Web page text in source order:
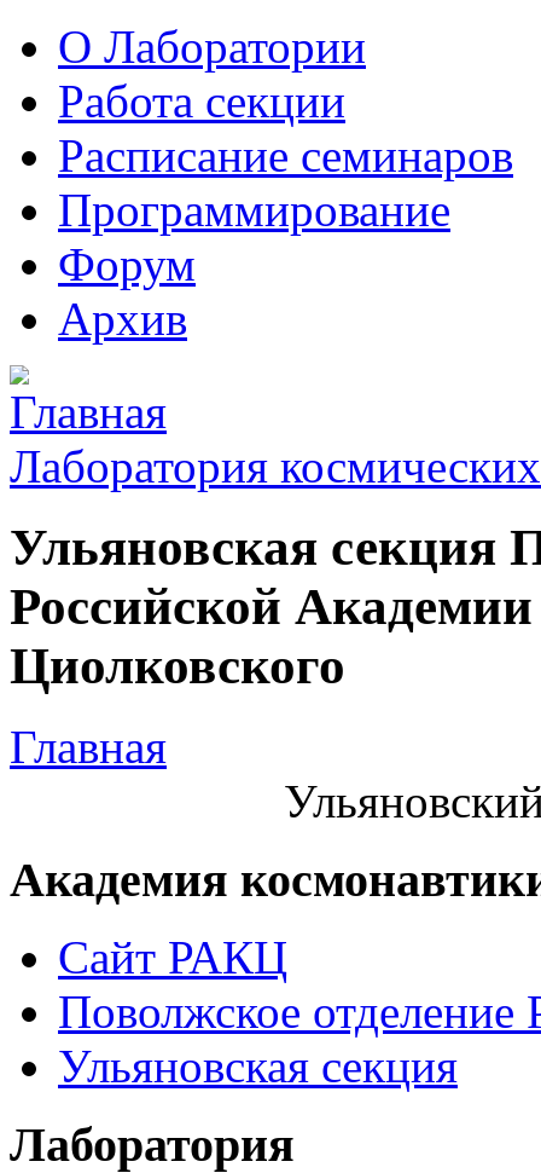
О Лаборатории
Работа секции
Расписание семинаров
Программирование
Форум
Архив
Лаборатория
Ульяновская секция
Российской
Циолковского
Главная
Академия
Сайт РАКЦ
Поволжское
Ульяновская секция
Лаборатория